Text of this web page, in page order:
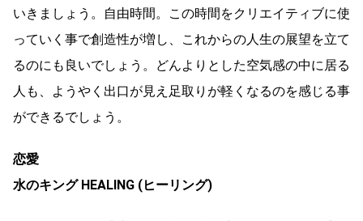
いきましょう。自由時間。この時間をクリエイティブに使
っていく事で創造性が増し、これからの人生の展望を立て
るのにも良いでしょう。どんよりとした空気感の中に居る
人も、ようやく出口が見え足取りが軽くなるのを感じる事
ができるでしょう。
恋愛
水のキング HEALING (ヒーリング)